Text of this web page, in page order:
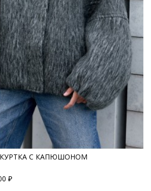
С КАПЮШОНОМ
₽